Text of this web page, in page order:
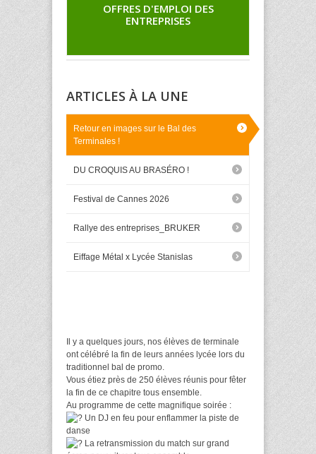
OFFRES D'EMPLOI DES
ENTREPRISES
ARTICLES À LA UNE
Retour en images sur le Bal des
Terminales !
DU CROQUIS AU BRASÉRO !
Festival de Cannes 2026
Rallye des entreprises_BRUKER
Eiffage Métal x Lycée Stanislas
Il y a quelques jours, nos élèves de terminale
ont célébré la fin de leurs années lycée lors du
traditionnel bal de promo.
Vous étiez près de 250 élèves réunis pour fêter
la fin de ce chapitre tous ensemble.
Au programme de cette magnifique soirée :
Un DJ en feu pour enflammer la piste de
danse
La retransmission du match sur grand